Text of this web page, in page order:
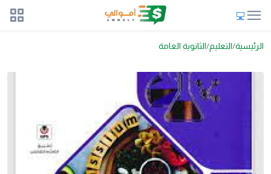
الرئيسية التعليم الثانوية العامة